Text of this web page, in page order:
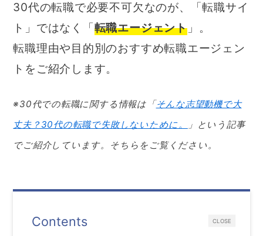
30代の転職で必要不可欠なのが、「転職サイ
ト」ではなく「転職エージェント」。
転職理由や目的別のおすすめ転職エージェン
トをご紹介します。
※30代での転職に関する情報は「そんな志望動機で大
丈夫？30代の転職で失敗しないために。
」という記事
でご紹介しています。そちらをご覧ください。
CLOSE
Contents